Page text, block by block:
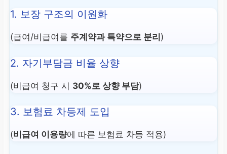
1. 보장 구조의 이원화
(급여/비급여를 주계약과 특약으로 분리 )
2. 자기부담금 비율 상향
(비급여 청구 시 30%로 상향 부담)
3. 보험료 차등제 도입
(비급여 이용량에 따른 보험료 차등 적용)